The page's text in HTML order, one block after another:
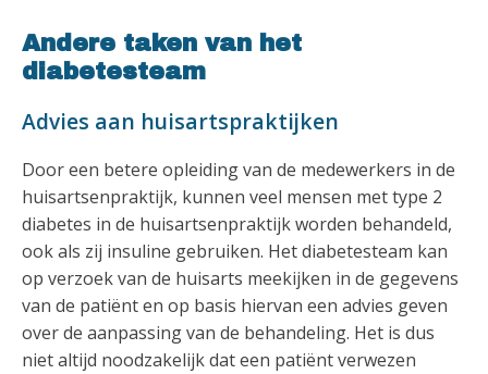
Andere taken van het
diabetesteam
Advies aan huisartspraktijken
Door een betere opleiding van de medewerkers in de
huisartsenpraktijk, kunnen veel mensen met type 2
diabetes in de huisartsenpraktijk worden behandeld,
ook als zij insuline gebruiken. Het diabetesteam kan
op verzoek van de huisarts meekijken in de gegevens
van de patiënt en op basis hiervan een advies geven
over de aanpassing van de behandeling. Het is dus
niet altijd noodzakelijk dat een patiënt verwezen